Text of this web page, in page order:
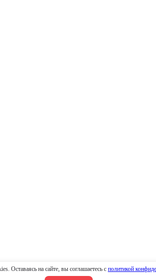
Оставаясь на сайте, вы соглашаетесь с политикой